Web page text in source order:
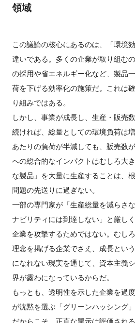
領域
この議論の核心にあるのは、「環境
違いである。多くの企業が取り組む
の採用や省エネルギー化など、製品
荷を下げる効率化の施策だ。これは
り組みではある。
しかし、事業が成長し、生産・販売
続ければ、総量としての環境負荷は
あたりの負荷が半減しても、販売数
への総合的なインパクトはむしろ大
な製品」を大量に生産することは、
問題の先送りに過ぎない。
一部の専門家が「生産総量を減らさ
ナビリティには到達しない」と厳し
企業を攻撃するためではない。むし
理念を掲げる企業でさえ、成長とい
になれない現実を通じて、資本主義
界が露わになっているからだ。
もっとも、透明性を示した企業を過
が沈黙を選ぶ「グリーンハッシング
だからこそ、正直な開示は評価され